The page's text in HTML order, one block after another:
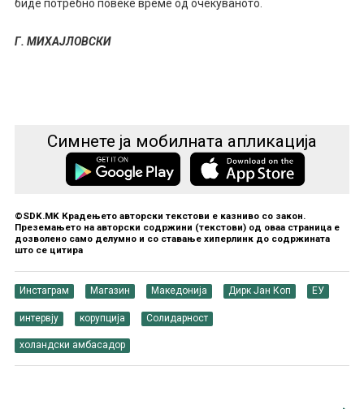
биде потребно повеќе време од очекуваното.
Г. МИХАЈЛОВСКИ
Симнете ја мобилната апликација
©SDK.MK Крадењето авторски текстови е казниво со закон.
Преземањето на авторски содржини (текстови) од оваа страница е
дозволено само делумно и со ставање хиперлинк до содржината
што се цитира
Инстаграм Магазин Македонија Дирк Јан Коп ЕУ
интервју корупција Солидарност
холандски амбасадор